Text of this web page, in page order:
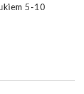
5-10